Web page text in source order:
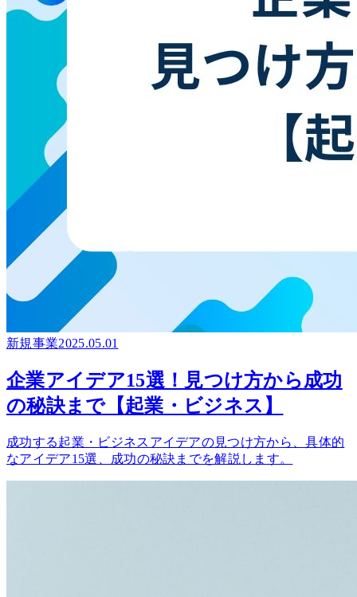
新規事業2025.05.01
企業アイデア15選！見つけ方から成功
の秘訣まで【起業・ビジネス】
成功する起業・ビジネスアイデアの見つけ方から、具体的
なアイデア15選、成功の秘訣までを解説します。